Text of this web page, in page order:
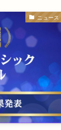
ニュース